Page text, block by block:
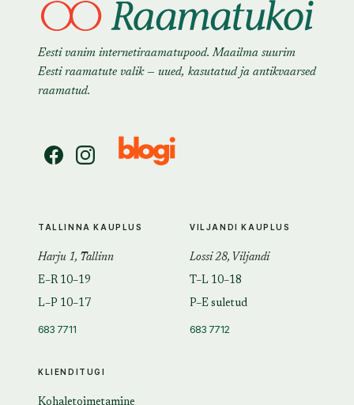
Eesti vanim internetiraamatupood. Maailma suurim
Eesti raamatute valik — uued, kasutatud ja antikvaarsed
raamatud.
KLIENDITUGI
TALLINNA KAUPLUS
Harju 1, Tallinn
E–R 10–19
L–P 10–17
683 7711
VILJANDI KAUPLUS
Lossi 28, Viljandi
T–L 10–18
P–E suletud
683 7712